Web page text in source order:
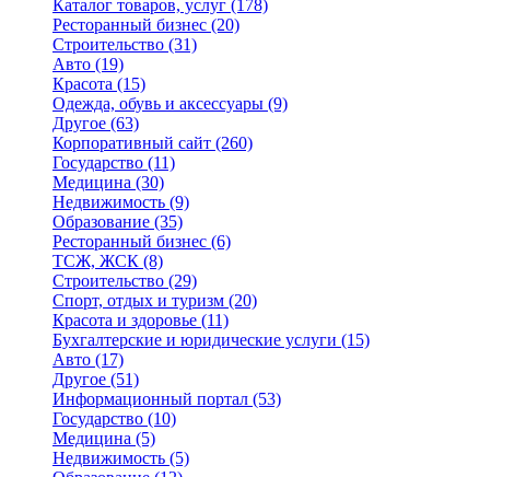
Каталог товаров, услуг (178)
Ресторанный бизнес (20)
Строительство (31)
Авто (19)
Красота (15)
Одежда, обувь и аксессуары (9)
Другое (63)
Корпоративный сайт (260)
Государство (11)
Медицина (30)
Недвижимость (9)
Образование (35)
Ресторанный бизнес (6)
ТСЖ, ЖСК (8)
Строительство (29)
Спорт, отдых и туризм (20)
Красота и здоровье (11)
Бухгалтерские и юридические услуги (15)
Авто (17)
Другое (51)
Информационный портал (53)
Государство (10)
Медицина (5)
Недвижимость (5)